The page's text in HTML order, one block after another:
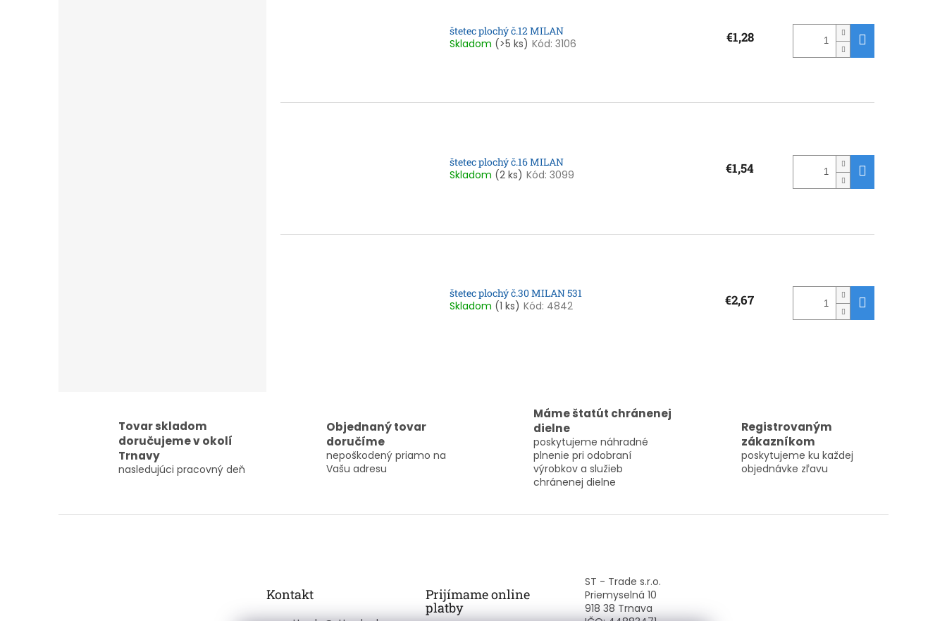
štetec plochý č.12 MILAN
Skladom (>5 ks) Kód: 3106 €1,28
štetec plochý č.16 MILAN
Skladom (2 ks) Kód: 3099 €1,54
štetec plochý č.30 MILAN 531
Skladom (1 ks) Kód: 4842 €2,67
á
a
c
i
e
r
Tovar skladom
doručujeme v okolí
Trnavy
nasledujúci pracovný deň
Objednaný tovar
doručíme
nepoškodený priamo na
Vašu adresu
Máme štatút chránenej
dielne
poskytujeme náhradné
plnenie pri odobraní
výrobkov a služieb
chránenej dielne
Registrovaným
zákazníkom
poskytujeme ku každej
objednávke zľavu
Kontakt Prijímame online
platby
ST - Trade s.r.o.
Priemyselná 10
918 38 Trnava